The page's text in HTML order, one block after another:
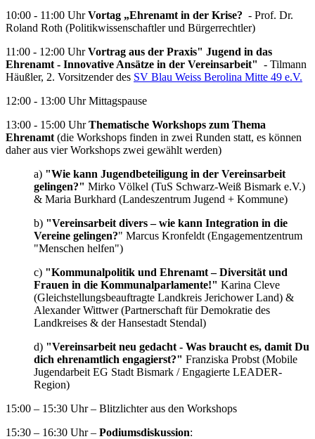
10:00 - 11:00 UhrVortag „Ehrenamt in der Krise? - Prof. Dr.
Roland Roth (Politikwissenschaftler und Bürgerrechtler)
11:00 - 12:00 UhrVortrag aus der Praxis" Jugend in das
Ehrenamt - Innovative Ansätze in der Vereinsarbeit" - Tilmann
Häußler, 2. Vorsitzender des SV Blau Weiss Berolina Mitte 49 e.V.
12:00 - 13:00 Uhr Mittagspause
13:00 - 15:00 UhrThematische Workshops zum Thema
Ehrenamt (die Workshops finden in zwei Runden statt, es können
daher aus vier Workshops zwei gewählt werden)
a) "Wie kann Jugendbeteiligung in der Vereinsarbeit
gelingen?" Mirko Völkel (TuS Schwarz-Weiß Bismark e.V.)
& Maria Burkhard (Landeszentrum Jugend + Kommune)
b) "Vereinsarbeit divers – wie kann Integration in die
Vereine gelingen?" Marcus Kronfeldt (Engagementzentrum
"Menschen helfen")
c) "Kommunalpolitik und Ehrenamt – Diversität und
Frauen in die Kommunalparlamente!" Karina Cleve
(Gleichstellungsbeauftragte Landkreis Jerichower Land) &
Alexander Wittwer (Partnerschaft für Demokratie des
Landkreises & der Hansestadt Stendal)
d) "Vereinsarbeit neu gedacht - Was braucht es, damit Du
dich ehrenamtlich engagierst?" Franziska Probst (Mobile
Jugendarbeit EG Stadt Bismark / Engagierte LEADER-
Region)
15:00 – 15:30 Uhr – Blitzlichter aus den Workshops
15:30 – 16:30 Uhr – Podiumsdiskussion: